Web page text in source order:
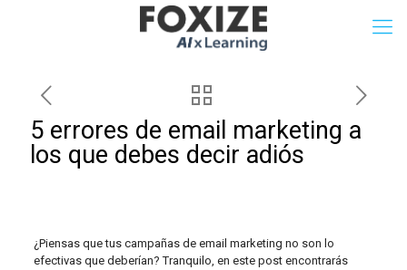
5 errores de email marketing a
los que debes decir adiós
¿Piensas que tus campañas de email marketing no son lo
efectivas que deberían? Tranquilo, en este post encontrarás